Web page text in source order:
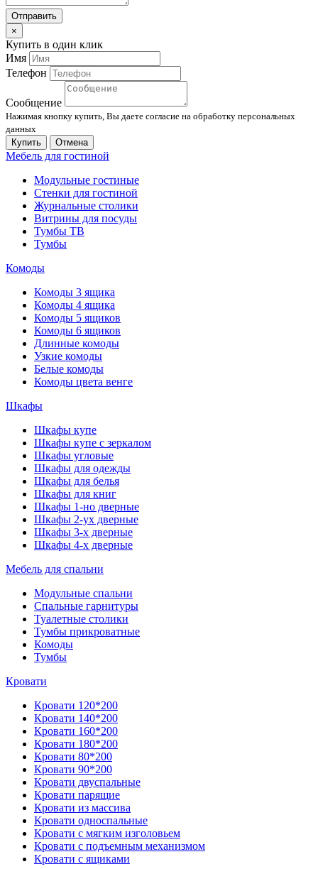
Отправить
×
Купить в один клик
Имя
Телефон
Сообщение
Нажимая кнопку купить, Вы даете согласие на обработку персональных
данных
Купить
Отмена
Мебель для гостиной
Модульные гостиные
Стенки для гостиной
Журнальные столики
Витрины для посуды
Тумбы ТВ
Тумбы
Комоды
Комоды 3 ящика
Комоды 4 ящика
Комоды 5 ящиков
Комоды 6 ящиков
Длинные комоды
Узкие комоды
Белые комоды
Комоды цвета венге
Шкафы
Шкафы купе
Шкафы купе с зеркалом
Шкафы угловые
Шкафы для одежды
Шкафы для белья
Шкафы для книг
Шкафы 1-но дверные
Шкафы 2-ух дверные
Шкафы 3-х дверные
Шкафы 4-х дверные
Мебель для спальни
Модульные спальни
Спальные гарнитуры
Туалетные столики
Тумбы прикроватные
Комоды
Тумбы
Кровати
Кровати 120*200
Кровати 140*200
Кровати 160*200
Кровати 180*200
Кровати 80*200
Кровати 90*200
Кровати двуспальные
Кровати парящие
Кровати из массива
Кровати односпальные
Кровати с мягким изголовьем
Кровати с подъемным механизмом
Кровати с ящиками